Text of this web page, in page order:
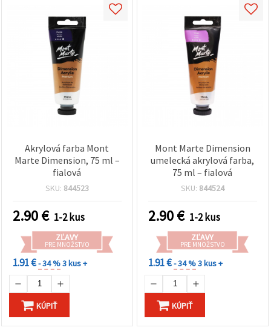
Akrylová farba Mont
Marte Dimension, 75 ml –
fialová
SKU: 844523
2.90€ 1-2 kus
ZĽAVY
PRE MNOŽSTVO
1.91 €- 34 %3 kus +
KÚPIŤ
Mont Marte Dimension
umelecká akrylová farba,
75 ml – fialová
SKU: 844524
2.90€ 1-2 kus
ZĽAVY
PRE MNOŽSTVO
1.91 €- 34 %3 kus +
KÚPIŤ